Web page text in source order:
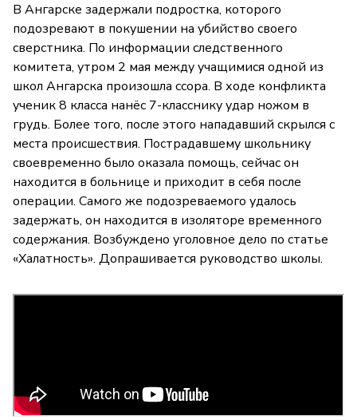
В Ангарске задержали подростка, которого
подозревают в покушении на убийство своего
сверстника. По информации следственного
комитета, утром 2 мая между учащимися одной из
школ Ангарска произошла ссора. В ходе конфликта
ученик 8 класса нанёс 7-класснику удар ножом в
грудь. Более того, после этого нападавший скрылся с
места происшествия. Пострадавшему школьнику
своевременно было оказала помощь, сейчас он
находится в больнице и приходит в себя после
операции. Самого же подозреваемого удалось
задержать, он находится в изоляторе временного
содержания. Возбуждено уголовное дело по статье
«Халатность». Допрашивается руководство школы.